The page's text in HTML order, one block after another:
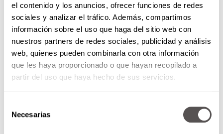
el contenido y los anuncios, ofrecer funciones de redes
sociales y analizar el tráfico. Además, compartimos
información sobre el uso que haga del sitio web con
nuestros partners de redes sociales, publicidad y análisis
web, quienes pueden combinarla con otra información
que les haya proporcionado o que hayan recopilado a
partir del uso que haya hecho de sus servicios.
Necesarias